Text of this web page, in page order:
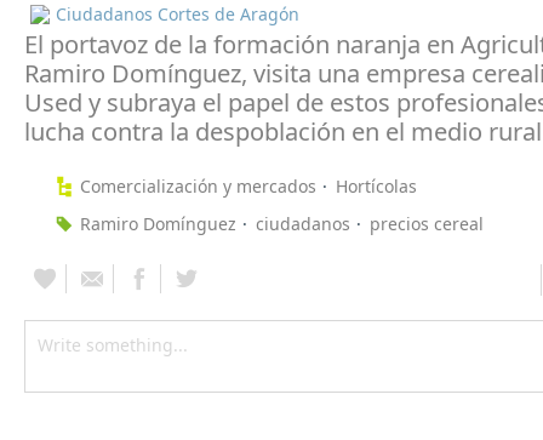
Ciudadanos Cortes de Aragón
El portavoz de la formación naranja en
Ramiro Domínguez, visita una empresa
Used y subraya el papel de estos
lucha contra la despoblación en el medio rural
Comercialización y mercados
Hortícolas
Ramiro Domínguez
ciudadanos precios cereal